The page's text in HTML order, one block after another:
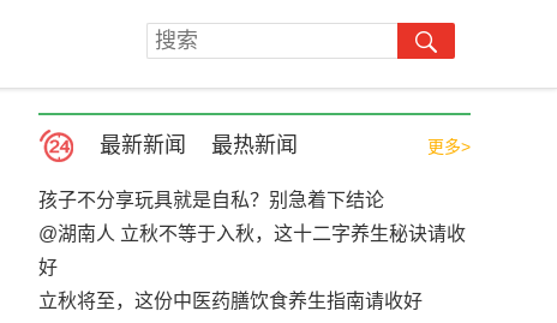
最新新闻 最热新闻 更多>
孩子不分享玩具就是自私？别急着下结论
@湖南人 立秋不等于入秋，这十二字养生秘诀请收
好
立秋将至，这份中医药膳饮食养生指南请收好